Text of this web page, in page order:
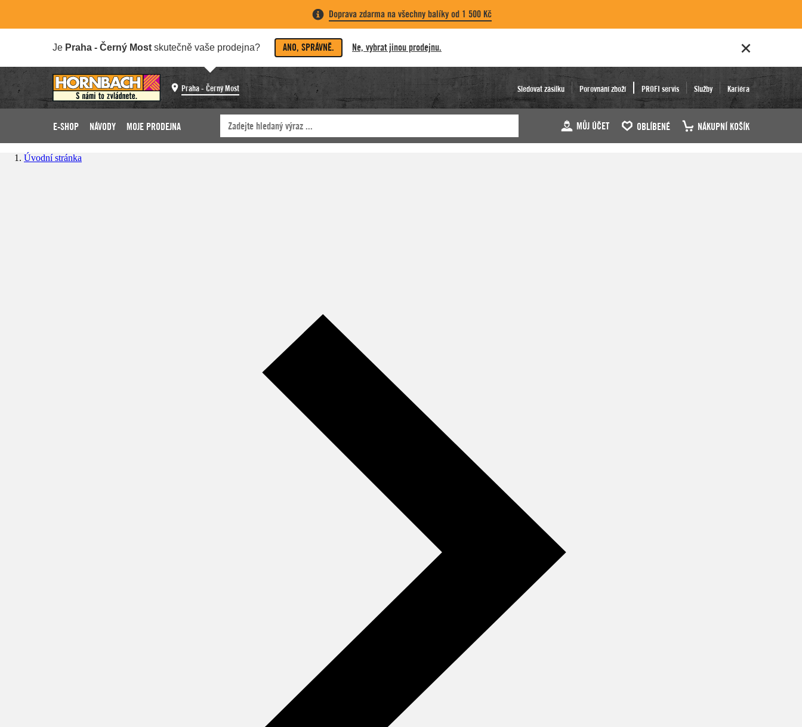
Doprava zdarma na všechny balíky od 1 500 Kč
Je Praha - Černý Most skutečně vaše prodejna? ANO, SPRÁVNĚ. Ne, vybrat jinou prodejnu.
Praha - Černý Most Sledovat zásilku Porovnání zboží PROFI servis Služby Kariéra
E-SHOP NÁVODY MOJE PRODEJNA MŮJ ÚČET OBLÍBENÉ NÁKUPNÍ KOŠÍK
Úvodní stránka